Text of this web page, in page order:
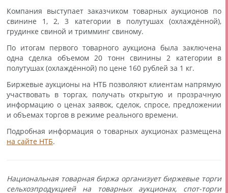
Компания выступает заказчиком товарных аукционов по
свинине 1, 2, 3 категории в полутушах (охлаждённой),
грудинке свиной и тримминг свиному.
По итогам первого товарного аукциона была заключена
одна сделка объемом 20 тонн свинины 2 категории в
полутушах (охлаждённой) по цене 160 рублей за 1 кг.
Биржевые аукционы на НТБ позволяют клиентам напрямую
участвовать в торгах, получать открытую и прозрачную
информацию о ценах заявок, сделок, спросе, предложении
и объемах торгов в режиме реального времени.
Подробная информация о товарных аукционах размещена
на сайте НТБ.
Национальная товарная биржа организует биржевые торги
сельхозпродукцией на товарных аукционах, спот-торги